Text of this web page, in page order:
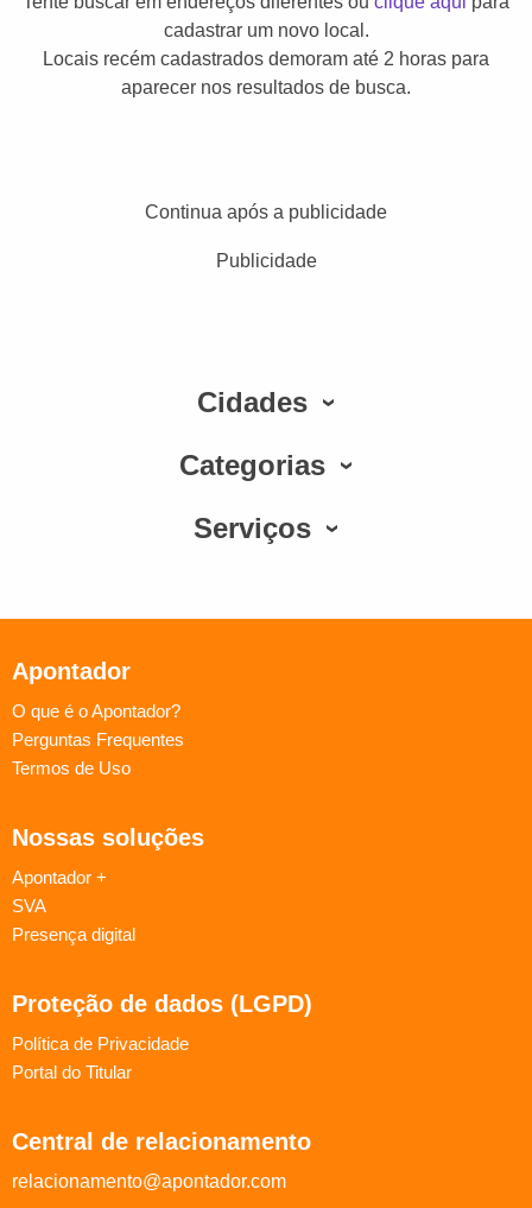
cadastrar um novo local.
Locais recém cadastrados demoram até 2 horas para
aparecer nos resultados de busca.
Continua após a publicidade
Publicidade
Cidades
Categorias
Serviços
Apontador
O que é o Apontador?
Perguntas Frequentes
Termos de Uso
Nossas soluções
Apontador +
SVA
Presença digital
Proteção de dados (LGPD)
Política de Privacidade
Portal do Titular
Central de relacionamento
relacionamento@apontador.com